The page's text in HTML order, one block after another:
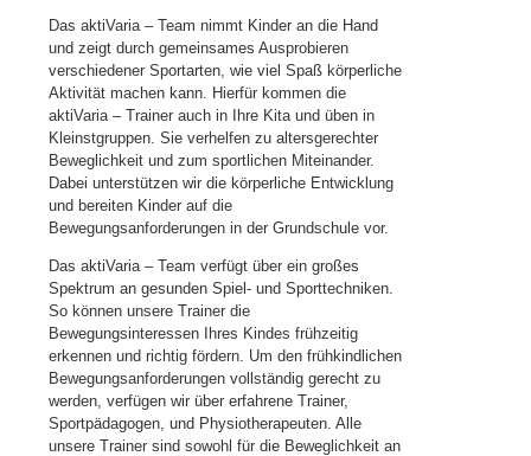
Das aktiVaria – Team nimmt Kinder an die Hand
und zeigt durch gemeinsames Ausprobieren
verschiedener Sportarten, wie viel Spaß körperliche
Aktivität machen kann. Hierfür kommen die
aktiVaria – Trainer auch in Ihre Kita und üben in
Kleinstgruppen. Sie verhelfen zu altersgerechter
Beweglichkeit und zum sportlichen Miteinander.
Dabei unterstützen wir die körperliche Entwicklung
und bereiten Kinder auf die
Bewegungsanforderungen in der Grundschule vor.
Das aktiVaria – Team verfügt über ein großes
Spektrum an gesunden Spiel- und Sporttechniken.
So können unsere Trainer die
Bewegungsinteressen Ihres Kindes frühzeitig
erkennen und richtig fördern. Um den frühkindlichen
Bewegungsanforderungen vollständig gerecht zu
werden, verfügen wir über erfahrene Trainer,
Sportpädagogen, und Physiotherapeuten. Alle
unsere Trainer sind sowohl für die Beweglichkeit an